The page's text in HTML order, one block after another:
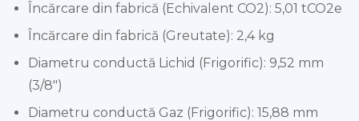
Încărcare din fabrică (Echivalent CO2): 5,01 tCO2e
Încărcare din fabrică (Greutate): 2,4 kg
Diametru conductă Lichid (Frigorific): 9,52 mm
(3/8″)
Diametru conductă Gaz (Frigorific): 15,88 mm